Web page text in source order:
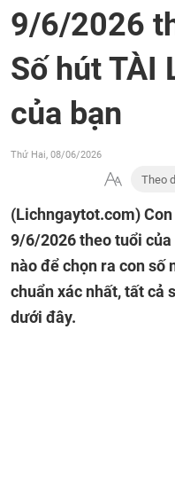
9/6/2026
Số hút TÀI
của bạn
Thứ Hai, 08/06/2026
Theo
(Lichngaytot.com)
9/6/2026 theo tuổi
nào để chọn ra con số
chuẩn xác nhất, tất cả
dưới đây.